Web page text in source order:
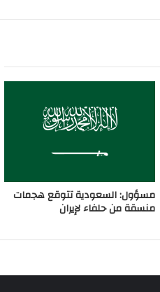
مسؤول: السعودية تتوقع هجمات
منسقة من حلفاء لإيران